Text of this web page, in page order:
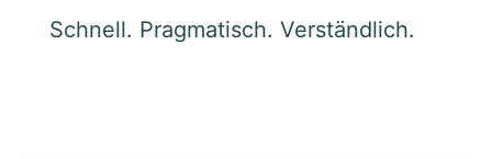
Schnell. Pragmatisch. Verständlich.